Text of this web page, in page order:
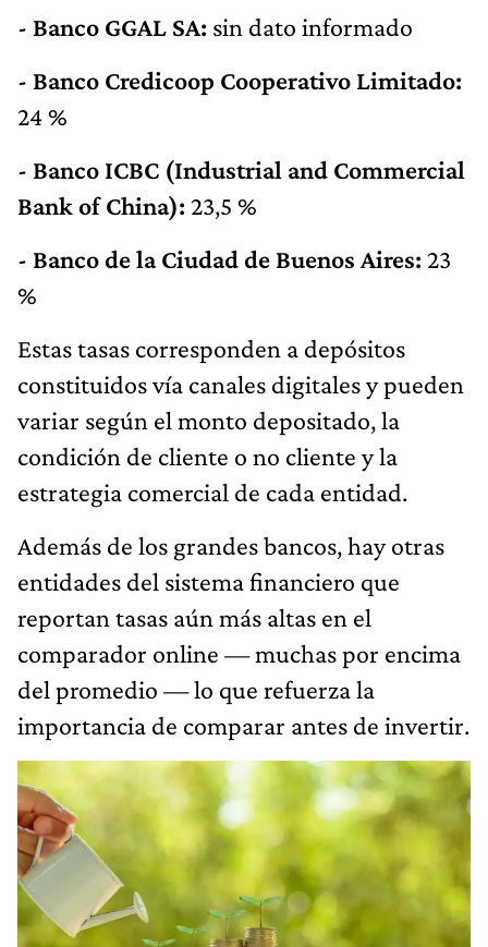
- Banco GGAL SA: sin dato informado
- Banco Credicoop Cooperativo Limitado:
24 %
- Banco ICBC (Industrial and Commercial
Bank of China): 23,5 %
- Banco de la Ciudad de Buenos Aires: 23
%
Estas tasas corresponden a depósitos
constituidos vía canales digitales y pueden
variar según el monto depositado, la
condición de cliente o no cliente y la
estrategia comercial de cada entidad.
Además de los grandes bancos, hay otras
entidades del sistema financiero que
reportan tasas aún más altas en el
comparador online — muchas por encima
del promedio — lo que refuerza la
importancia de comparar antes de invertir.